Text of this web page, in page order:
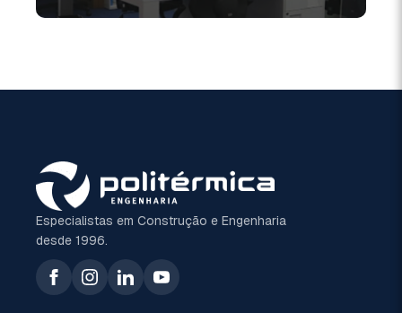
Especialistas em Construção e Engenharia
desde 1996.